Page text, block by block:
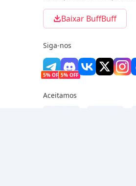
Baixar BuffBuff
Siga-nos
5% OFF 5% OFF
Aceitamos